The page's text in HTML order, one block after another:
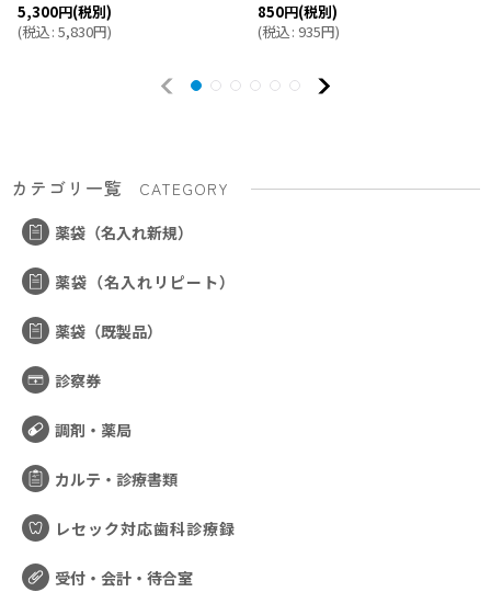
5,300円(税別)
(税込: 5,830円)
850円(税別)
(税込: 935円)
カテゴリ一覧
CATEGORY
薬袋（名入れ新規）
薬袋（名入れリピート）
薬袋（既製品）
診察券
調剤・薬局
カルテ・診療書類
レセック対応歯科診療録
受付・会計・待合室